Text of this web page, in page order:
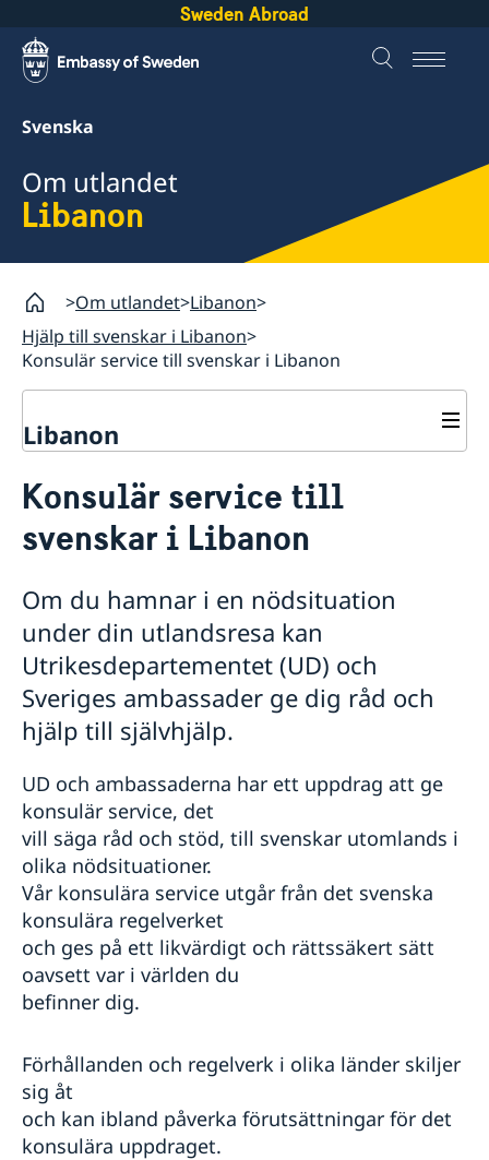
Sweden Abroad
Svenska
Om utlandet
Libanon
Om utlandet Libanon
Hjälp till svenskar i Libanon
Konsulär service till svenskar i Libanon
Libanon
Hjälp till svenskar i Libanon
Rösta i Libanon
Hjälp kring medborgarskap
Konsulär service till svenskar i Libanon
Akut hjälp
Familjerelaterat tvång
Frihetsberövad
Nödställd
Om du blir sjuk eller råkar ut för en olycka
Larmcentraler
Pass i Libanon
Förlust av pass
Förnyelse av pass i Libanon
Provisoriskt pass i Libanon
Samordningsnummer i Libanon
Gifta sig i Libanon
Legaliseringar
Ambassadens reseinformation
Aktuella händelser
Allmänna säkerhetsläget
Terrorism
Naturförhållanden och katastrofer
In- och utresebestämmelser
Hälso- och sjukvård
Lokala lagar och sedvänjor
Kriminalitet och personlig säkerhet
Försäkringsskydd
Övriga upplysningar
Konsulär service till
svenskar i Libanon
Om du hamnar i en nödsituation
under din utlandsresa kan
Utrikesdepartementet (UD) och
Sveriges ambassader ge dig råd och
hjälp till självhjälp.
UD och ambassaderna har ett uppdrag att ge
konsulär service, det
vill säga råd och stöd, till svenskar utomlands i
olika nödsituationer.
Vår konsulära service utgår från det svenska
konsulära regelverket
och ges på ett likvärdigt och rättssäkert sätt
oavsett var i världen du
befinner dig.
Förhållanden och regelverk i olika länder skiljer
sig åt
och kan ibland påverka förutsättningar för det
konsulära uppdraget.